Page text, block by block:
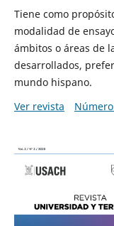
Tiene como
modalidad de
ámbitos o áreas de
desarrollados,
mundo hispano.
Ver revista